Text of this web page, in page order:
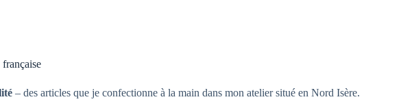
– des articles que je confectionne à la main dans mon atelier situé en Nord Isère.